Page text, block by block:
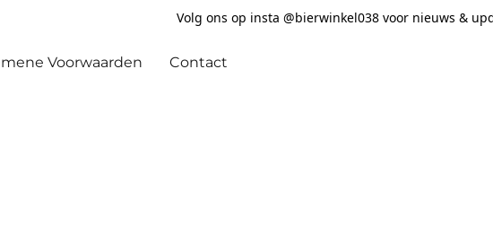
Volg ons op insta @bierwinkel038 voor nieuws &
Voorwaarden Contact